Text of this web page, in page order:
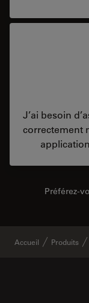
J’ai besoin
correctement
Préférez-
Accueil Produits